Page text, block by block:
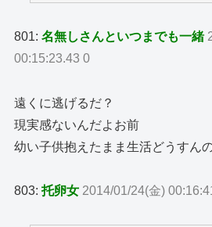
801:名無しさんといつまでも一緒
00:15:23.43 0
遠くに逃げるだ？
現実感ないんだよお前
幼い子供抱えたまま生活どうすん
803:托卵女 2014/01/24(金)